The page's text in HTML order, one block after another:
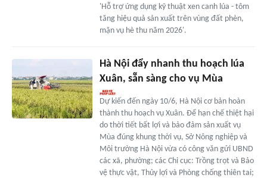
'Hỗ trợ ứng dụng kỹ thuật xen canh lúa - tôm
tăng hiệu quả sản xuất trên vùng đất phèn,
mặn vụ hè thu năm 2026'.
Hà Nội đẩy nhanh thu hoạch lúa
Xuân, sẵn sàng cho vụ Mùa
Dự kiến đến ngày 10/6, Hà Nội cơ bản hoàn
thành thu hoạch vụ Xuân. Để hạn chế thiệt hại
do thời tiết bất lợi và bảo đảm sản xuất vụ
Mùa đúng khung thời vụ, Sở Nông nghiệp và
Môi trường Hà Nội vừa có công văn gửi UBND
các xã, phường; các Chi cục: Trồng trọt và Bảo
vệ thực vật, Thủy lợi và Phòng chống thiên tai;